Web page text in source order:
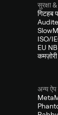
सुरक्षा &
गिटहब
ISO/
EU
कमज़ोरी
अन्य ऐप